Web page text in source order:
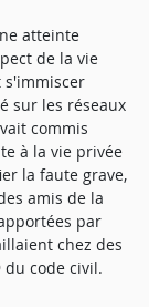
atteinte
de la vie
sur les réseaux
commis
à la vie privée
la faute grave,
amis de la
par
chez des
code civil.